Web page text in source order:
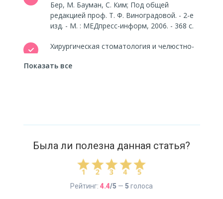
Бер, М. Бауман, С. Ким; Под общей
редакцией проф. Т. Ф. Виноградовой. - 2-е
изд. - М. : МЕДпресс-информ, 2006. - 368 с.
Хирургическая стоматология и челюстно-
руководство / под ред. А. А. Кулакова, Т. Г.
Показать все
Была ли полезна данная статья?
Рейтинг: 4.4/5 — 5голоса